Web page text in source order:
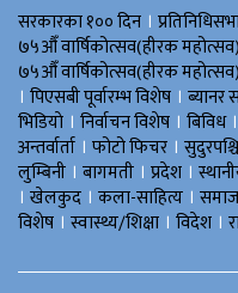
सरकारका १०० दिन ।
७५औँ वार्षिकोत्सव(हीरक
७५औँ वार्षिकोत्सव(हीरक
। पिएसबी पूर्वारम्भ विशेष । ब्यानर
भिडियाे । निर्वाचन विशेष । बिविध।
अन्तर्वार्ता । फोटो फिचर ।
लुम्बिनी । बागमती । प्रदेश ।
। खेलकुद । कला-साहित्य ।
विशेष । स्वास्थ्य/शिक्षा । विदेश ।